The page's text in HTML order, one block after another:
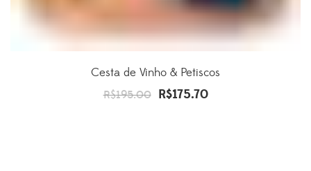
Cesta de Vinho & Petiscos
R$195.00 O
R$175.70O